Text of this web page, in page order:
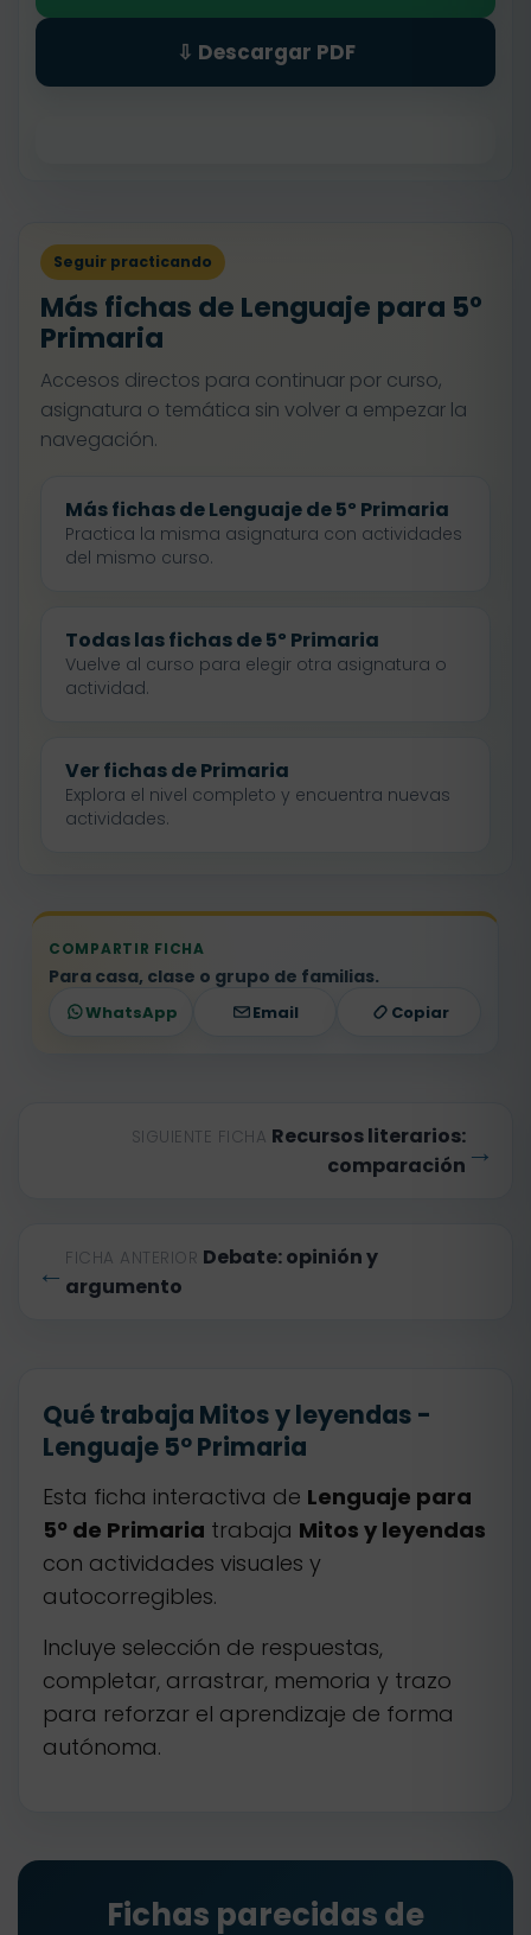
⇩ Descargar PDF
Seguir practicando
Más fichas de Lenguaje para 5º
Primaria
Accesos directos para continuar por curso,
asignatura o temática sin volver a empezar la
navegación.
Más fichas de Lenguaje de 5º Primaria
Practica la misma asignatura con actividades
del mismo curso.
Todas las fichas de 5º Primaria
Vuelve al curso para elegir otra asignatura o
actividad.
Ver fichas de Primaria
Explora el nivel completo y encuentra nuevas
actividades.
COMPARTIR FICHA
Para casa, clase o grupo de familias.
WhatsApp Email Copiar
← FICHA ANTERIOR Debate: opinión y
argumento
SIGUIENTE FICHA Recursos literarios:
comparación →
Qué trabaja Mitos y leyendas -
Lenguaje 5º Primaria
Esta ficha interactiva de Lenguaje para
5º de Primaria trabaja Mitos y leyendas
con actividades visuales y
autocorregibles.
Incluye selección de respuestas,
completar, arrastrar, memoria y trazo
para reforzar el aprendizaje de forma
autónoma.
Fichas parecidas de